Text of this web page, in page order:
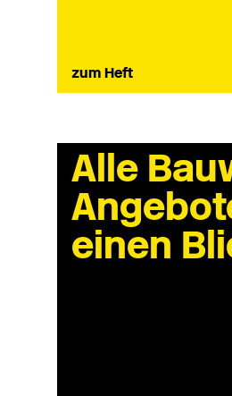
zum Heft
Alle
einen